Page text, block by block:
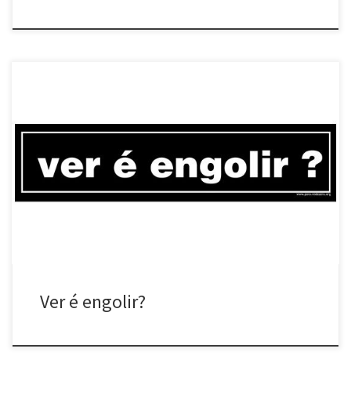
Ver é engolir? (desde 2004) Diversas cidades Adesivo afixado e
televisão e/ou propagandas publicitárias, ganha leitura
especial…. Para difundir: >Panfletagem eletrônica (clique na
imagem acima com o botão direito, salve-a no seu computador e
envie por email para todas as pessoas […]
Ver é engolir?